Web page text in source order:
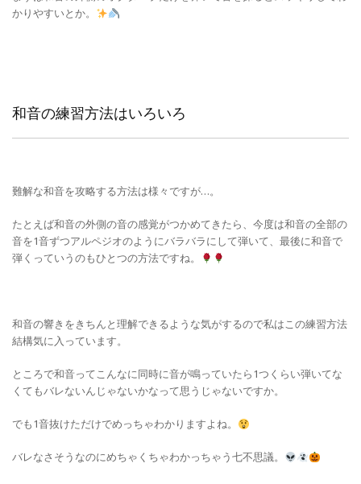
かりやすいとか。
和音の練習方法はいろいろ
難解な和音を攻略する方法は様々ですが…。
たとえば和音の外側の音の感覚がつかめてきたら、今度は和音の全部の
音を1音ずつアルペジオのようにバラバラにして弾いて、最後に和音で
弾くっていうのもひとつの方法ですね。
和音の響きをきちんと理解できるような気がするので私はこの練習方法
結構気に入っています。
ところで和音ってこんなに同時に音が鳴っていたら1つくらい弾いてな
くてもバレないんじゃないかなって思うじゃないですか。
でも1音抜けただけでめっちゃわかりますよね。
バレなさそうなのにめちゃくちゃわかっちゃう七不思議。